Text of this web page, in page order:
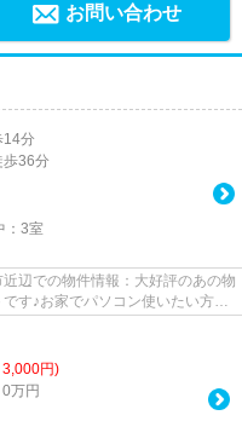
お問い合わせ
14分
歩36分
3室
辺での物件情報：大好評のあの物
す♪お家でパソコン使いたい方に
円)
万円